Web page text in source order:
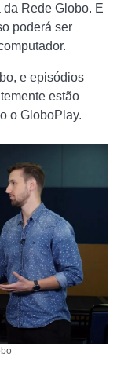
da Rede Globo. E
poderá ser
e episódios
estão
o GloboPlay.